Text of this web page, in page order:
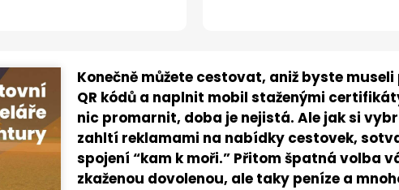
Konečně můžete cestovat, aniž byste
QR kódů a naplnit mobil staženými
nic promarnit, doba je nejistá. Ale jak si
zahltí reklamami na nabídky cestovek,
spojení “kam k moři.” Přitom špatná volba
zkaženou dovolenou, ale taky peníze a